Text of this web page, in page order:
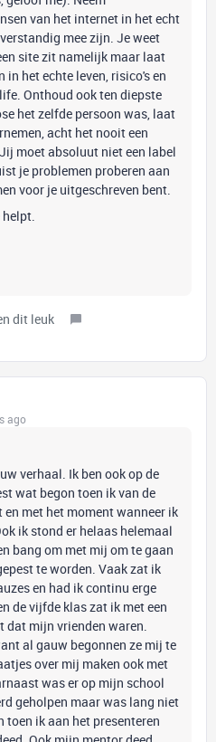
van het internet in het echt
mee zijn. Je weet
site zit namelijk maar laat
in het echte leven, risico's en
Onthoud ook ten diepste
het zelfde persoon was, laat
acht het nooit een
moet absoluut niet een label
je problemen proberen aan
voor je uitgeschreven bent.
helpt.
dit leuk
ago
verhaal. Ik ben ook op de
wat begon toen ik van de
met het moment wanneer ik
ik stond er helaas helemaal
bang om met mij om te gaan
te worden. Vaak zat ik
en had ik continu erge
de vijfde klas zat ik met een
dat mijn vrienden waren.
al gauw begonnen ze mij te
over mij maken ook met
was er op mijn school
geholpen maar was lang niet
toen ik aan het presenteren